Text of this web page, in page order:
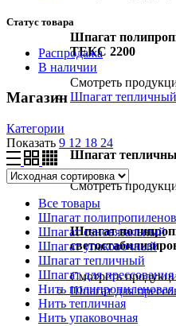
Шпагат
ТЕКС 2200
Смотреть
Шпагат тепличный
Шпагат
Смотреть
Шпагат
Смотреть
Шпагат для
Статус товара
Распродажа
В наличии
Магазин
Категории
Показать 9 12 18 24
Все товары
Шпагат
Шпагат сеновязальный
Шпагат упаковочный
Шпагат тепличный
Шпагат для прессования
Нить полипропиленовая
Нить тепличная
Нить упаковочная